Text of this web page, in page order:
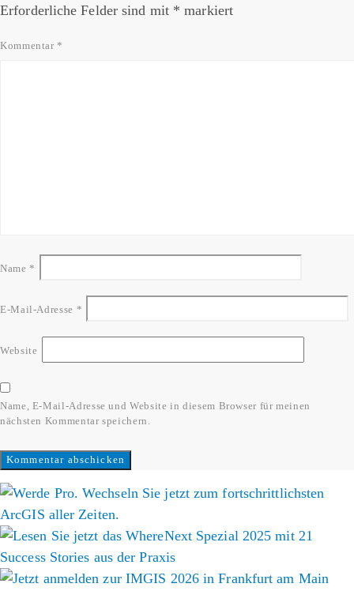
Erforderliche Felder sind mit * markiert
Kommentar *
Name *
E-Mail-Adresse *
Website
Name, E-Mail-Adresse und Website in diesem Browser für meinen
nächsten Kommentar speichern.